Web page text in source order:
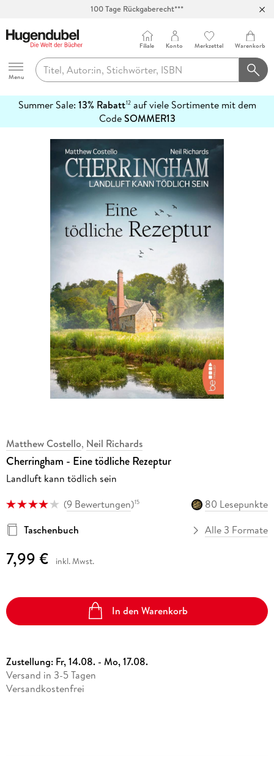
100 Tage Rückgaberecht***
Hugendubel
Menu
Filiale Konto Merkzettel Warenkorb
Summer Sale: 13% Rabatt12auf viele Sortimente mit dem
CodeSOMMER13
erfahren
Matthew Costello, Neil Richards
Cherringham - Eine tödliche Rezeptur
Landluft kann tödlich sein
(9 Bewertungen)15
80 Lesepunkte
Taschenbuch
Alle 3 Formate
7,99 € inkl. Mwst.
In den Warenkorb
Zustellung: Fr, 14.08. - Mo, 17.08.
Versand in 3-5 Tagen
Versandkostenfrei